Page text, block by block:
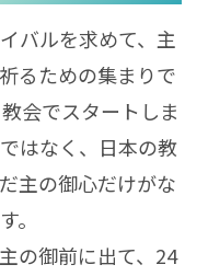
バルを求めて、主
るための集まりで
会でスタートしま
はなく、日本の教
主の御心だけがな
。
の御前に出て、24